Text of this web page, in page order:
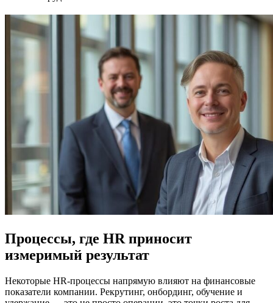
Процессы, где HR приносит
измеримый результат
Некоторые HR-процессы напрямую влияют на финансовые
показатели компании. Рекрутинг, онбординг, обучение и